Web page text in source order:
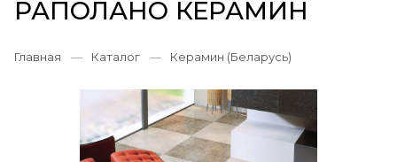
РАПОЛАНО КЕРАМИН
Главная — Каталог — Керамин (Беларусь)